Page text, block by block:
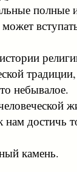
небывалое.
нам достичь
камень.